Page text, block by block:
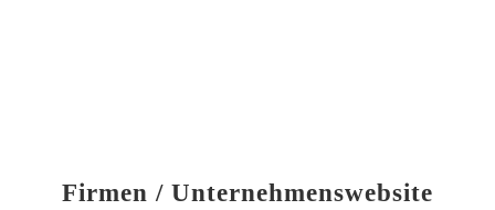
Firmen / Unternehmenswebsite